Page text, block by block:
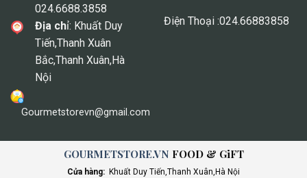
024.6688.3858
Địa chỉ: Khuất Duy
Tiến,Thanh Xuân
Bắc,Thanh Xuân,Hà
Nội
Gourmetstorevn@gmail.com
Điện Thoại :024.66883858
GOURMETSTORE.VN FOOD & GiFT
Cửa hàng: Khuất Duy Tiến,Thanh Xuân,Hà Nội